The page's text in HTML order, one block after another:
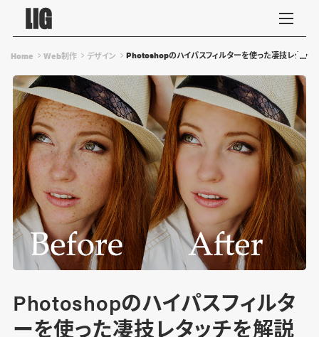
Home Web制作 デザイン Photoshopのハイパスフィルターを使った凄技レタッチ
Photoshopのハイパスフィルタ
ーを使った凄技レタッチを解説